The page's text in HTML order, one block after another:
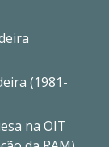
(1981-
na OIT